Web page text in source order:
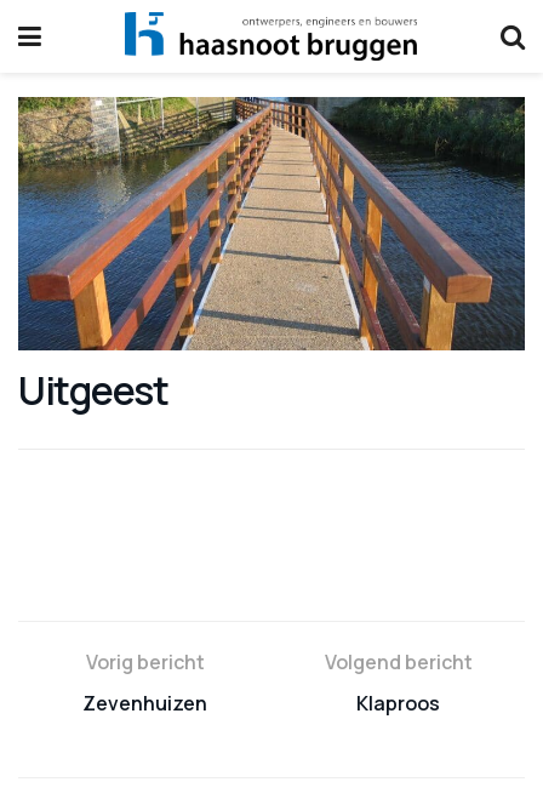
Uitgeest
Vorig bericht
Zevenhuizen
Volgend bericht
Klaproos